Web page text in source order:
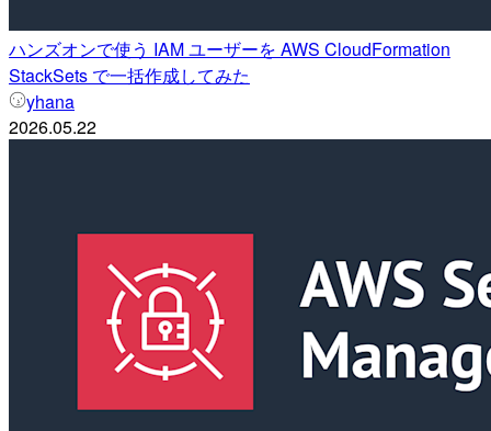
ハンズオンで使う IAM ユーザーを AWS CloudFormation
StackSets で一括作成してみた
yhana
2026.05.22